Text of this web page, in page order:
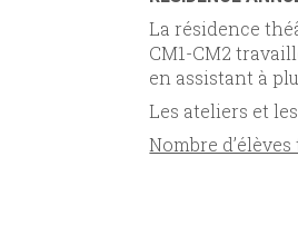
La résidence
CM1-CM2
en assistant à
Les ateliers et
Nombre